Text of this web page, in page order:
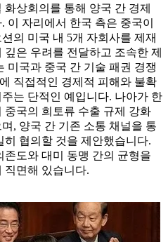
상회의를 통해 양국 간 경제
이 자리에서 한국 측은 중국이
의 미국 내 5개 자회사를 제재
은 우려를 전달하고 조속한 제
미국과 중국 간 기술 패권 경쟁
직접적인 경제적 피해와 불확
는 단적인 예입니다. 나아가 한
국의 희토류 수출 규제 강화
, 양국 간 기존 소통 채널을 통
협의할 것을 제안했습니다.
도와 대미 동맹 간의 균형을
직면해 있습니다.